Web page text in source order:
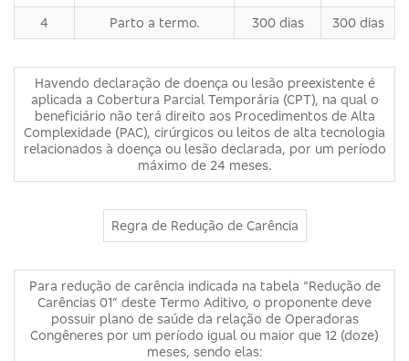
4 Parto a termo. 300 dias 300 dias
Havendo declaração de doença ou lesão preexistente é
aplicada a Cobertura Parcial Temporária (CPT), na qual o
beneficiário não terá direito aos Procedimentos de Alta
Complexidade (PAC), cirúrgicos ou leitos de alta tecnologia
relacionados à doença ou lesão declarada, por um período
máximo de 24 meses.
Regra de Redução de Carência
Para redução de carência indicada na tabela “Redução de
Carências 01” deste Termo Aditivo, o proponente deve
possuir plano de saúde da relação de Operadoras
Congêneres por um período igual ou maior que 12 (doze)
meses, sendo elas: